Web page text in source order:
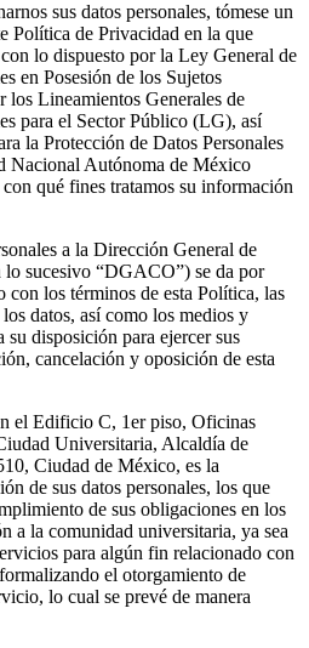
sus datos personales, tómese un
Política de Privacidad en la que
lo dispuesto por la Ley General de
en Posesión de los Sujetos
Lineamientos Generales de
para el Sector Público (LG), así
la Protección de Datos Personales
Nacional Autónoma de México
qué fines tratamos su información
a la Dirección General de
sucesivo “DGACO”) se da por
con los términos de esta Política, las
datos, así como los medios y
disposición para ejercer sus
cancelación y oposición de esta
el Edificio C, 1er piso, Oficinas
Universitaria, Alcaldía de
Ciudad de México, es la
de sus datos personales, los que
de sus obligaciones en los
a la comunidad universitaria, ya sea
para algún fin relacionado con
el otorgamiento de
lo cual se prevé de manera